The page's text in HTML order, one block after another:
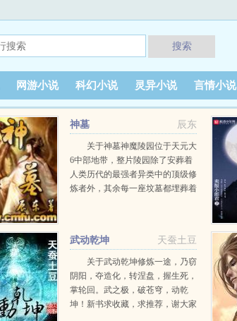
搜索
网游小说 科幻小说 灵异小说 言情小说
辰东
神墓
关于神墓神魔陵园位于天元大
6中部地带，整片陵园除了安葬着
人类历代的最强者异类中的顶级修
炼者外，其余每一座坟墓都埋葬着
复活而出，望...
天蚕土豆
武动乾坤
关于武动乾坤修炼一途，乃窃
阴阳，夺造化，转涅盘，握生死，
掌轮回。武之极，破苍穹，动乾
坤！新书求收藏，求推荐，谢大家